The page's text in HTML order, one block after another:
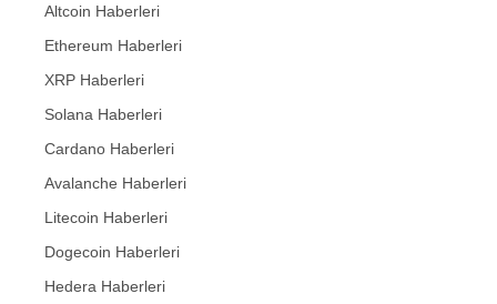
Altcoin Haberleri
Ethereum Haberleri
XRP Haberleri
Solana Haberleri
Cardano Haberleri
Avalanche Haberleri
Litecoin Haberleri
Dogecoin Haberleri
Hedera Haberleri